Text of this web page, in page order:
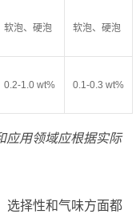
软泡、硬泡 软泡、硬泡
0.2-1.0 wt% 0.1-0.3 wt%
应用领域应根据实际
选择性和气味方面都